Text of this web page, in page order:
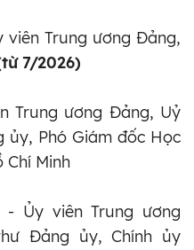
viên Trung ương Đảng,
7/2026)
Trung ương Đảng, Uỷ
ủy, Phó Giám đốc Học
Chí Minh
- Ủy viên Trung ương
Đảng ủy, Chính ủy